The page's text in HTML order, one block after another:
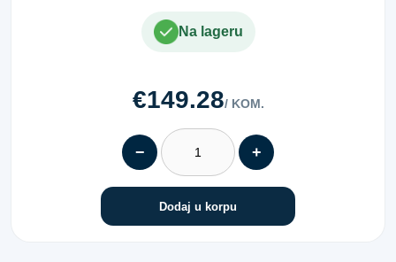
Na lageru
€149.28/ KOM.
− +
Dodaj u korpu